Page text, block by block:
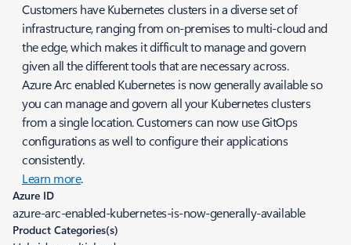
Customers have Kubernetes clusters in a diverse set of
infrastructure, ranging from on-premises to multi-cloud and
the edge, which makes it difficult to manage and govern
given all the different tools that are necessary across.
Azure Arc enabled Kubernetes is now generally available so
you can manage and govern all your Kubernetes clusters
from a single location. Customers can now use GitOps
configurations as well to configure their applications
consistently.
Learn more.
Azure ID
azure-arc-enabled-kubernetes-is-now-generally-available
Product Categories(s)